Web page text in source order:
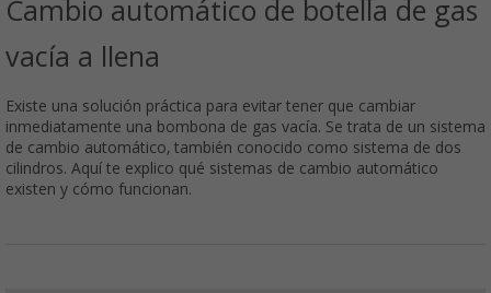
Cambio automático de botella de gas
vacía a llena
Existe una solución práctica para evitar tener que cambiar
inmediatamente una bombona de gas vacía. Se trata de un sistema
de cambio automático, también conocido como sistema de dos
cilindros. Aquí te explico qué sistemas de cambio automático
existen y cómo funcionan.